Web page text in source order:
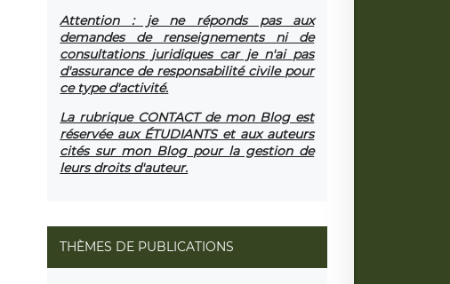
Attention : je ne réponds pas aux
demandes de renseignements ni de
consultations juridiques car je n'ai pas
d'assurance de responsabilité civile pour
ce type d'activité.
La rubrique CONTACT de mon Blog est
réservée aux ÉTUDIANTS et aux auteurs
cités sur mon Blog pour la gestion de
leurs droits d'auteur.
THÈMES DE PUBLICATIONS